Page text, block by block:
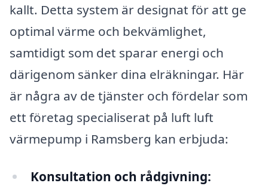
kallt. Detta system är designat för att ge
optimal värme och bekvämlighet,
samtidigt som det sparar energi och
därigenom sänker dina elräkningar. Här
är några av de tjänster och fördelar som
ett företag specialiserat på luft luft
värmepump i Ramsberg kan erbjuda:
Konsultation och rådgivning: